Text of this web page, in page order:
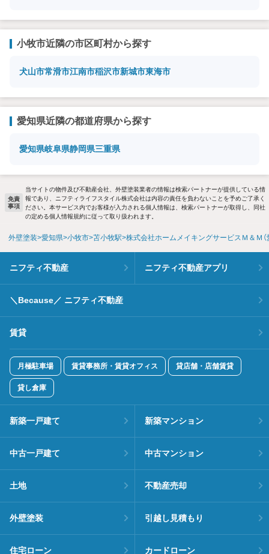
小牧市近隣の市区町村から探す
犬山市常滑市江南市稲沢市新城市東海市
愛知県近隣の都道府県から探す
愛知県岐阜県静岡県三重県
免責
事項
当サイトの物件及び不動産会社、外壁塗装業者の情報は検索パートナーが提供している情
報であり、ニフティライフスタイル株式会社は内容の責任を負わないことを予めご了承く
ださい。本サービス内でお客様が入力される個人情報は、検索パートナーが取得し、同社
の定める個人情報規約に従って取り扱われます。
外壁塗装 愛知県 小牧市 苫小牧駅 株式会社ホームメイキングサービスＭ＆Ｍ（
ニフティ不動産 ニフティ不動産アプリ
＼Because／ ニフティ不動産
賃貸
月極駐車場 賃貸事務所・賃貸オフィス 貸店舗・店舗賃貸
貸し倉庫
新築一戸建て 新築マンション
中古一戸建て 中古マンション
土地 不動産売却
外壁塗装 引越し見積もり
住宅ローン カードローン